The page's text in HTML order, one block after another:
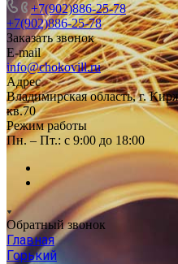
+7(902)886-25-78
+7(902)886-25-78
Заказать звонок
E-mail
info@chokovill.ru
Адрес
Владимирская область, г.
кв.70
Режим работы
Пн. – Пт.: с 9:00 до 18:00
Обратный звонок
Главная
Горький